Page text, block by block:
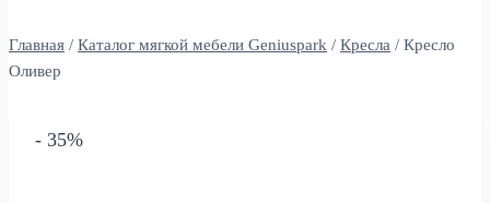
Главная / Каталог мягкой мебели Geniuspark / Кресла / Кресло
Оливер
- 35%